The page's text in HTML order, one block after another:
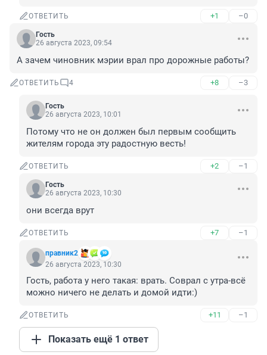
ОТВЕТИТЬ +1 –0
Гость
26 августа 2023, 09:54
А зачем чиновник мэрии врал про дорожные работы?
ОТВЕТИТЬ 4 +8 –3
Гость
26 августа 2023, 10:01
Потому что не он должен был первым сообщить
жителям города эту радостную весть!
ОТВЕТИТЬ +2 –1
Гость
26 августа 2023, 10:30
они всегда врут
ОТВЕТИТЬ +7 –1
правник2
26 августа 2023, 10:30
Гость, работа у него такая: врать. Соврал с утра-всё
можно ничего не делать и домой идти:)
ОТВЕТИТЬ +11 –1
Показать ещё 1 ответ